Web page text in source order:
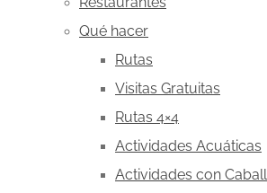
Qué hacer
Rutas
Visitas Gratuitas
Rutas 4×4
Actividades Acuáticas
Actividades con